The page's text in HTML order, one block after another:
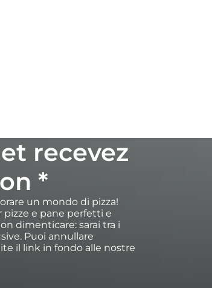
recevez
*
un mondo di pizza!
e pane perfetti e
dimenticare: sarai tra i
Puoi annullare
il link in fondo alle nostre